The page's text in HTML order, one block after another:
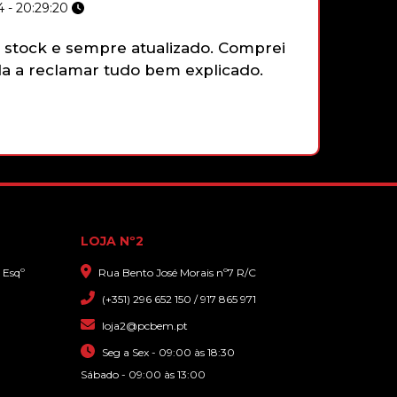
9,00€
- 20:29:20
e sempre atualizado. Comprei
a reclamar tudo bem explicado.
LOJA Nº2
Rua Bento José Morais nº7 R/C
(+351) 296 652 150 / 917 865 971
loja2@pcbem.pt
Seg a Sex - 09:00 às 18:30
Sábado - 09:00 às 13:00